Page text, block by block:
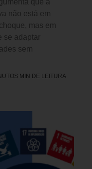
que a
não está em
mas em
se adaptar
sem
MIN DE LEITURA